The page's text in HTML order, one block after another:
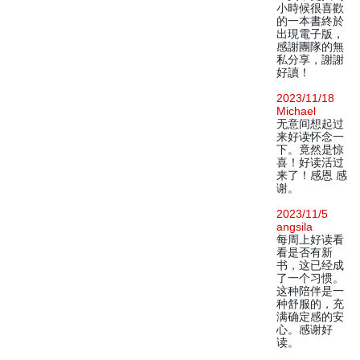
小時候很喜歡
的一本書終於
出現電子版，
感謝團隊的無
私分享，謝謝
好讀！
2023/11/18
Michael
无意间想起过
来好读怀念一
下。竟然是惊
喜！好读活过
来了！感恩 感
谢。
2023/11/5
angsila
每周上好读看
看是否有新
书，这已经成
了一个习惯。
这种陪伴是一
种舒服的，充
满确定感的安
心。感谢好
读。